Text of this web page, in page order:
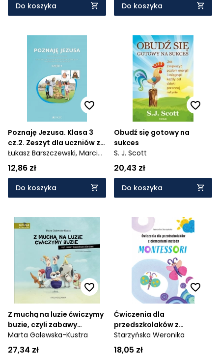
Do koszyka Do koszyka
Poznaję Jezusa. Klasa 3
cz.2. Zeszyt dla uczniów ze
specjalnymi potrzebami
edukacyjnymi i
trudnościami
Łukasz Barszczewski, Marcin
Klotz, Anna Mielecka,
Anna Turko
12,86 zł
Do koszyka
Obudź się gotowy na
sukces
S. J. Scott
20,43 zł
Do koszyka
Z muchą na luzie ćwiczymy
buzie, czyli zabawy
logopedyczne dla dzieci
Marta Galewska-Kustra
27,34 zł
Ćwiczenia dla
przedszkolaków z
elementami metody
Montessori
Starzyńska Weronika
18,05 zł